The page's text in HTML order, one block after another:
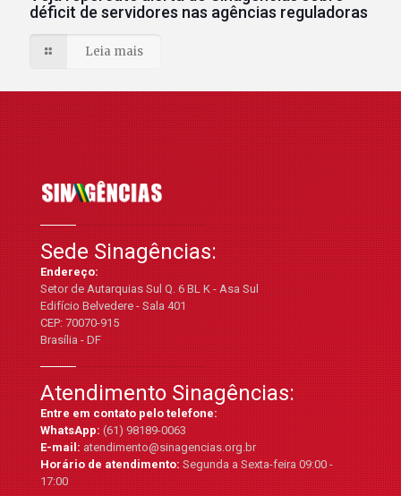
déficit de servidores nas agências reguladoras
Leia mais
Sede Sinagências:
Endereço:
Setor de Autarquias Sul Q. 6 BL K - Asa Sul
Edifício Belvedere - Sala 401
CEP: 70070-915
Brasília - DF
Atendimento Sinagências:
Entre em contato pelo telefone:
WhatsApp:(61) 98189-0063
E-mail:atendimento@sinagencias.org.br
Horário de atendimento:Segunda a Sexta-feira 09:00 -
17:00